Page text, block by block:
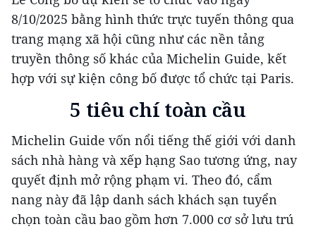
8/10/2025 bằng hình thức trực tuyến thông qua
trang mạng xã hội cũng như các nền tảng
truyền thông số khác của Michelin Guide, kết
hợp với sự kiện công bố được tổ chức tại Paris.
5 tiêu chí toàn cầu
Michelin Guide vốn nổi tiếng thế giới với danh
sách nhà hàng và xếp hạng Sao tương ứng, nay
quyết định mở rộng phạm vi. Theo đó, cẩm
nang này đã lập danh sách khách sạn tuyển
chọn toàn cầu bao gồm hơn 7.000 cơ sở lưu trú